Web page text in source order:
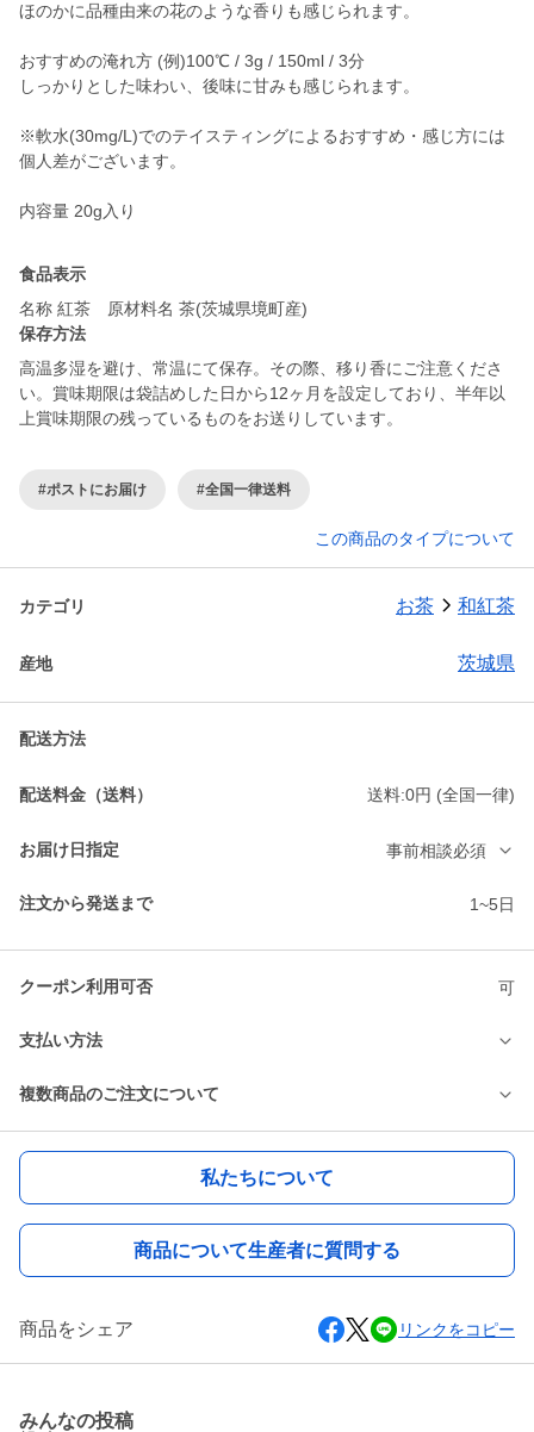
ほのかに品種由来の花のような香りも感じられます。
おすすめの淹れ方 (例)100℃ / 3g / 150ml / 3分
しっかりとした味わい、後味に甘みも感じられます。
※軟水(30mg/L)でのテイスティングによるおすすめ・感じ方には
個人差がございます。
内容量 20g入り
食品表示
名称 紅茶 原材料名 茶(茨城県境町産)
保存方法
高温多湿を避け、常温にて保存。その際、移り香にご注意くださ
い。賞味期限は袋詰めした日から12ヶ月を設定しており、半年以
上賞味期限の残っているものをお送りしています。
#ポストにお届け #全国一律送料
この商品のタイプについて
カテゴリ お茶 和紅茶
産地 茨城県
配送方法
配送料金（送料） 送料:0円 (全国一律)
お届け日指定 事前相談必須
注文から発送まで 1~5日
クーポン利用可否 可
支払い方法
複数商品のご注文について
私たちについて
商品について生産者に質問する
商品をシェア リンクをコピー
みんなの投稿